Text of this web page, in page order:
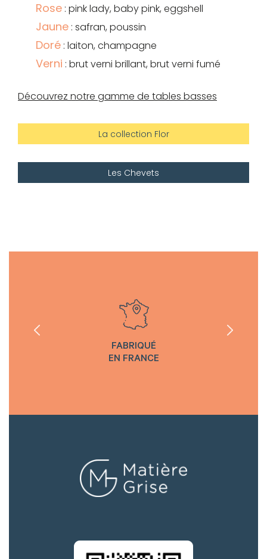
Rose : pink lady, baby pink, eggshell
Jaune : safran, poussin
Doré : laiton, champagne
Verni : brut verni brillant, brut verni fumé
Découvrez notre gamme de tables basses
La collection Flor
Les Chevets
FABRIQUÉ
EN FRANCE